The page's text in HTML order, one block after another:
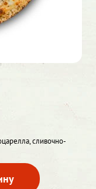
сливочно-